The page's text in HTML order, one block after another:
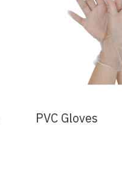
PVC Gloves